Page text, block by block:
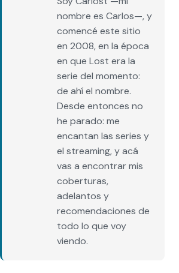
nombre es Carlos—, y
comencé este sitio
en 2008, en la época
en que Lost era la
serie del momento:
de ahí el nombre.
Desde entonces no
he parado: me
encantan las series y
el streaming, y acá
vas a encontrar mis
coberturas,
adelantos y
recomendaciones de
todo lo que voy
viendo.